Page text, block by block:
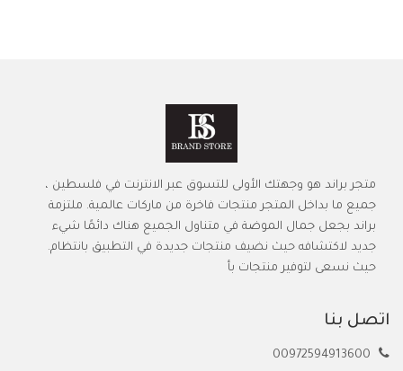
متجر براند هو وجهتك الأولى للتسوق عبر الانترنت في فلسطين ،
جميع ما بداخل المتجر منتجات فاخرة من ماركات عالمية. ملتزمة
براند بجعل جمال الموضة في متناول الجميع هناك دائمًا شيء
جديد لاكتشافه حيث نضيف منتجات جديدة في التطبيق بانتظام.
حيث نسعى لتوفير منتجات بأ
اتصل بنا